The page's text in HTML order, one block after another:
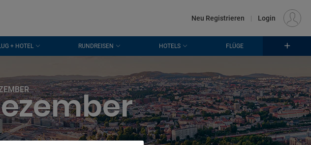
EUR
Neu Registrieren | Login
+ HOTEL RUNDREISEN HOTELS FLÜGE